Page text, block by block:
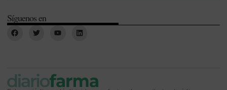
Síguenos en